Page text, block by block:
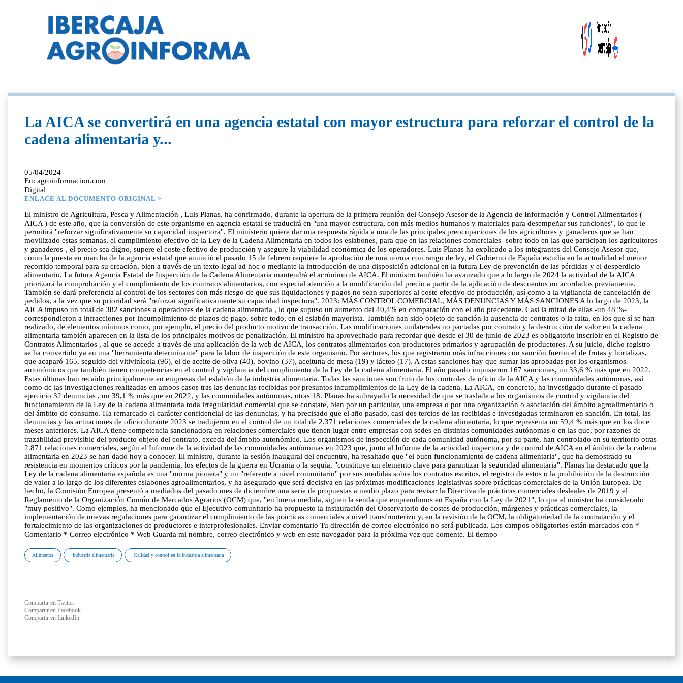
La AICA se convertirá en una agencia estatal con mayor estructura para reforzar el control de la
cadena alimentaria y...
05/04/2024
En: agroinformacion.com
Digital
ENLACE AL DOCUMENTO ORIGINAL >
El ministro de Agricultura, Pesca y Alimentación , Luis Planas, ha confirmado, durante la apertura de la primera reunión del Consejo Asesor de la Agencia de Información y Control Alimentarios (
AICA ) de este año, que la conversión de este organismo en agencia estatal se traducirá en "una mayor estructura, con más medios humanos y materiales para desempeñar sus funciones", lo que le
permitirá "reforzar significativamente su capacidad inspectora". El ministerio quiere dar una respuesta rápida a una de las principales preocupaciones de los agricultores y ganaderos que se han
movilizado estas semanas, el cumplimiento efectivo de la Ley de la Cadena Alimentaria en todos los eslabones, para que en las relaciones comerciales -sobre todo en las que participan los agricultores
y ganaderos-, el precio sea digno, supere el coste efectivo de producción y asegure la viabilidad económica de los operadores. Luis Planas ha explicado a los integrantes del Consejo Asesor que,
como la puesta en marcha de la agencia estatal que anunció el pasado 15 de febrero requiere la aprobación de una norma con rango de ley, el Gobierno de España estudia en la actualidad el menor
recorrido temporal para su creación, bien a través de un texto legal ad hoc o mediante la introducción de una disposición adicional en la futura Ley de prevención de las pérdidas y el desperdicio
alimentario. La futura Agencia Estatal de Inspección de la Cadena Alimentaria mantendrá el acrónimo de AICA. El ministro también ha avanzado que a lo largo de 2024 la actividad de la AICA
priorizará la comprobación y el cumplimiento de los contratos alimentarios, con especial atención a la modificación del precio a partir de la aplicación de descuentos no acordados previamente.
También se dará preferencia al control de los sectores con más riesgo de que sus liquidaciones y pagos no sean superiores al coste efectivo de producción, así como a la vigilancia de cancelación de
pedidos, a la vez que su prioridad será "reforzar significativamente su capacidad inspectora". 2023: MÁS CONTROL COMERCIAL, MÁS DENUNCIAS Y MÁS SANCIONES A lo largo de 2023, la
AICA impuso un total de 382 sanciones a operadores de la cadena alimentaria , lo que supuso un aumento del 40,4% en comparación con el año precedente. Casi la mitad de ellas -un 48 %-
correspondieron a infracciones por incumplimiento de plazos de pago, sobre todo, en el eslabón mayorista. También han sido objeto de sanción la ausencia de contratos o la falta, en los que sí se han
realizado, de elementos mínimos como, por ejemplo, el precio del producto motivo de transacción. Las modificaciones unilaterales no pactadas por contrato y la destrucción de valor en la cadena
alimentaria también aparecen en la lista de los principales motivos de penalización. El ministro ha aprovechado para recordar que desde el 30 de junio de 2023 es obligatorio inscribir en el Registro de
Contratos Alimentarios , al que se accede a través de una aplicación de la web de AICA, los contratos alimentarios con productores primarios y agrupación de productores. A su juicio, dicho registro
se ha convertido ya en una "herramienta determinante" para la labor de inspección de este organismo. Por sectores, los que registraron más infracciones con sanción fueron el de frutas y hortalizas,
que acaparó 165, seguido del vitivinícola (96), el de aceite de oliva (40), bovino (37), aceituna de mesa (19) y lácteo (17). A estas sanciones hay que sumar las aprobadas por los organismos
autonómicos que también tienen competencias en el control y vigilancia del cumplimiento de la Ley de la cadena alimentaria. El año pasado impusieron 167 sanciones, un 33,6 % más que en 2022.
Estas últimas han recaído principalmente en empresas del eslabón de la industria alimentaria. Todas las sanciones son fruto de los controles de oficio de la AICA y las comunidades autónomas, así
como de las investigaciones realizadas en ambos casos tras las denuncias recibidas por presuntos incumplimientos de la Ley de la cadena. La AICA, en concreto, ha investigado durante el pasado
ejercicio 32 denuncias , un 39,1 % más que en 2022, y las comunidades autónomas, otras 18. Planas ha subrayado la necesidad de que se traslade a los organismos de control y vigilancia del
funcionamiento de la Ley de la cadena alimentaria toda irregularidad comercial que se constate, bien por un particular, una empresa o por una organización o asociación del ámbito agroalimentario o
del ámbito de consumo. Ha remarcado el carácter confidencial de las denuncias, y ha precisado que el año pasado, casi dos tercios de las recibidas e investigadas terminaron en sanción. En total, las
denuncias y las actuaciones de oficio durante 2023 se tradujeron en el control de un total de 2.371 relaciones comerciales de la cadena alimentaria, lo que representa un 59,4 % más que en los doce
meses anteriores. La AICA tiene competencia sancionadora en relaciones comerciales que tienen lugar entre empresas con sedes en distintas comunidades autónomas o en las que, por razones de
trazabilidad previsible del producto objeto del contrato, exceda del ámbito autonómico. Los organismos de inspección de cada comunidad autónoma, por su parte, han controlado en su territorio otras
2.871 relaciones comerciales, según el Informe de la actividad de las comunidades autónomas en 2023 que, junto al Informe de la actividad inspectora y de control de AICA en el ámbito de la cadena
alimentaria en 2023 se han dado hoy a conocer. El ministro, durante la sesión inaugural del encuentro, ha resaltado que "el buen funcionamiento de cadena alimentaria", que ha demostrado su
resistencia en momentos críticos por la pandemia, los efectos de la guerra en Ucrania o la sequía, "constituye un elemento clave para garantizar la seguridad alimentaria". Planas ha destacado que la
Ley de la cadena alimentaria española es una "norma pionera" y un "referente a nivel comunitario" por sus medidas sobre los contratos escritos, el registro de estos o la prohibición de la destrucción
de valor a lo largo de los diferentes eslabones agroalimentarios, y ha asegurado que será decisiva en las próximas modificaciones legislativas sobre prácticas comerciales de la Unión Europea. De
hecho, la Comisión Europea presentó a mediados del pasado mes de diciembre una serie de propuestas a medio plazo para revisar la Directiva de prácticas comerciales desleales de 2019 y el
Reglamento de la Organización Común de Mercados Agrarios (OCM) que, "en buena medida, siguen la senda que emprendimos en España con la Ley de 2021", lo que el ministro ha considerado
"muy positivo". Como ejemplos, ha mencionado que el Ejecutivo comunitario ha propuesto la instauración del Observatorio de costes de producción, márgenes y prácticas comerciales, la
implementación de nuevas regulaciones para garantizar el cumplimiento de las prácticas comerciales a nivel transfronterizo y, en la revisión de la OCM, la obligatoriedad de la contratación y el
fortalecimiento de las organizaciones de productores e interprofesionales. Enviar comentario Tu dirección de correo electrónico no será publicada. Los campos obligatorios están marcados con *
Comentario * Correo electrónico * Web Guarda mi nombre, correo electrónico y web en este navegador para la próxima vez que comente. El tiempo
Alimentos Industria alimentaria Calidad y control en la industria alimentaria
Compartir en Twitter
Compartir en Facebook
Compartir en LinkedIn